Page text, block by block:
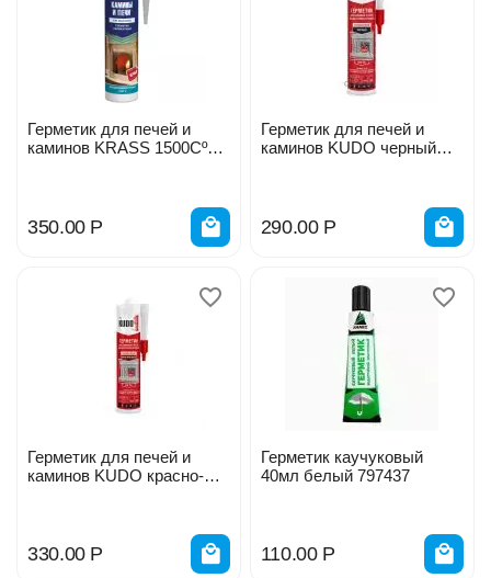
Герметик для печей и
каминов KRASS 1500Сº
350.00 Р
Герметик для печей и
каминов KUDO черный
290.00 Р
Герметик для печей и
каминов KUDO красно-
330.00 Р
Герметик каучуковый
40мл белый 797437
110.00 Р